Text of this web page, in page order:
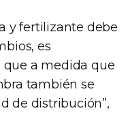
y fertilizante debe
es
a medida que
también se
de distribución”,